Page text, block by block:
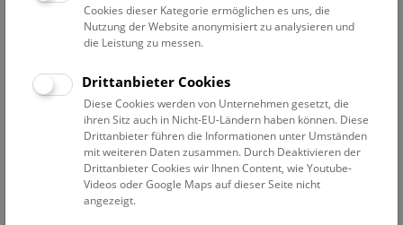
Erweiterte Suche
Filter zurücksetzen
1. Dezember 2022
Bisher keine Ergebnisse. Dienstags ist das NHM Wien
in der Regel geschlossen. Ausnahmen finden sie
Cookies dieser Kategorie ermöglichen es uns, die
Nutzung der Website anonymisiert zu analysieren und
die Leistung zu messen.
Drittanbieter Cookies
Diese Cookies werden von Unternehmen gesetzt, die
ihren Sitz auch in Nicht-EU-Ländern haben können. Diese
Drittanbieter führen die Informationen unter Umständen
mit weiteren Daten zusammen. Durch Deaktivieren der
Drittanbieter Cookies wir Ihnen Content, wie Youtube-
Videos oder Google Maps auf dieser Seite nicht
angezeigt.